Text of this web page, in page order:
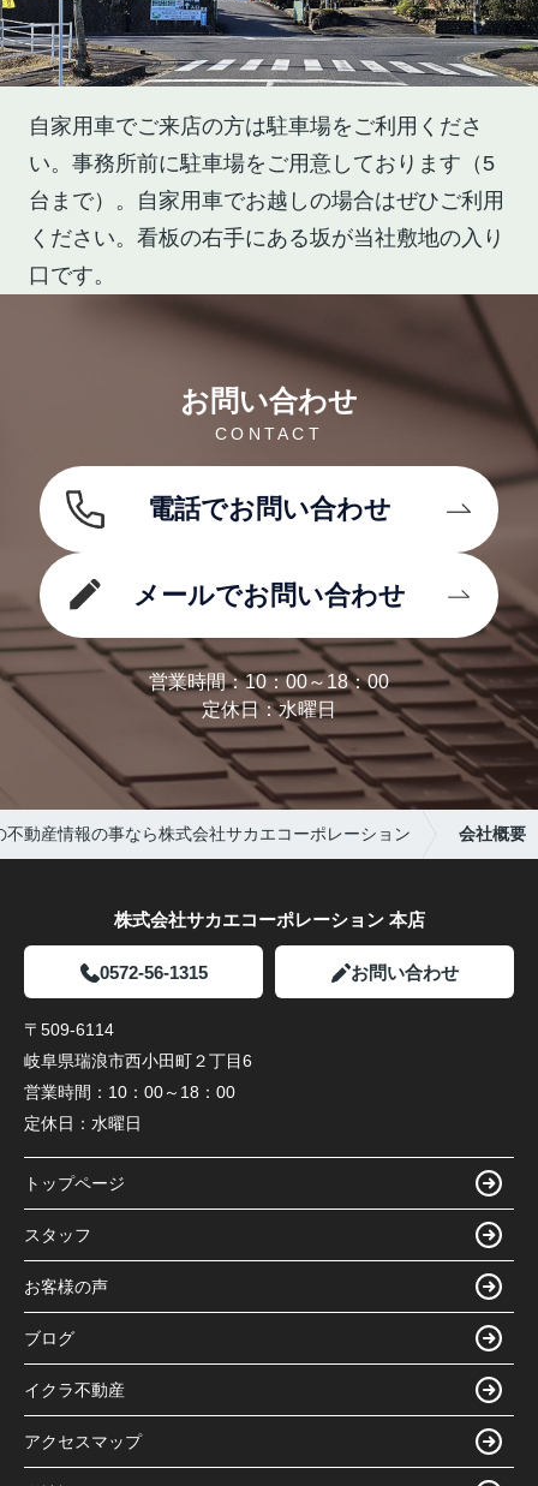
自家用車でご来店の方は駐車場をご利用くださ
い。事務所前に駐車場をご用意しております（5
台まで）。自家用車でお越しの場合はぜひご利用
ください。看板の右手にある坂が当社敷地の入り
口です。
お問い合わせ
CONTACT
電話でお問い合わせ
メールでお問い合わせ
営業時間：10：00～18：00
定休日：水曜日
不動産情報の事なら株式会社サカエコーポレーション 会社概要
株式会社サカエコーポレーション 本店
0572-56-1315 お問い合わせ
〒509-6114
岐阜県瑞浪市西小田町２丁目6
営業時間： 10：00～18：00
定休日： 水曜日
トップページ
スタッフ
お客様の声
ブログ
イクラ不動産
アクセスマップ